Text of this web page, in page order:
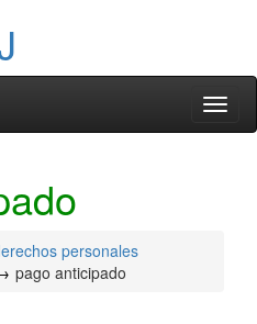
personales
pago anticipado